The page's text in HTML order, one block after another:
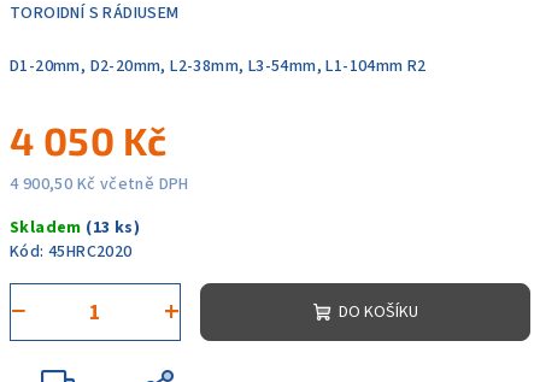
TOROIDNÍ S RÁDIUSEM
D1-20mm, D2-20mm, L2-38mm, L3-54mm, L1-104mm R2
4 050 Kč
4 900,50 Kč včetně DPH
cena:
Skladem (13 ks)
Kód: 45HRC2020
+
− DO KOŠÍKU